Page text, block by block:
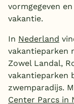
vormgegeven
vakantie.
In Nederland
vakantieparken
Zowel Landal,
vakantieparken
zwemparadijs.
Center Parcs in